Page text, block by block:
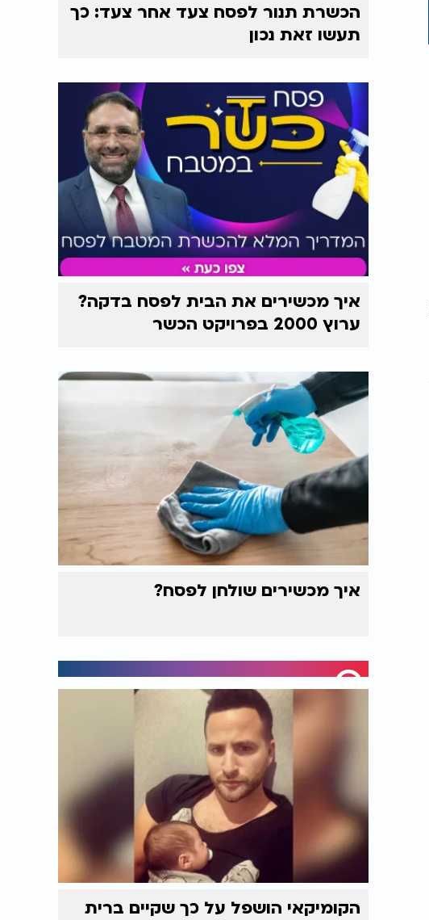
הכשרת תנור לפסח צעד אחר צעד: כך
תעשו זאת נכון
איך מכשירים את הבית לפסח בדקה?
ערוץ 2000 בפרויקט הכשר
איך מכשירים שולחן לפסח?
הקומיקאי הושפל על כך שקיים ברית